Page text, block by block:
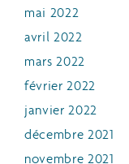
mai 2022
avril 2022
mars 2022
février 2022
janvier 2022
décembre 2021
novembre 2021